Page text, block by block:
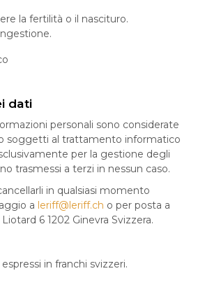
la fertilità o il nascituro.
dati
personali sono considerate
soggetti al trattamento informatico
per la gestione degli
trasmessi a terzi in nessun caso.
in qualsiasi momento
a leriff@leriff.ch o per posta a
6 1202 Ginevra Svizzera.
in franchi svizzeri.